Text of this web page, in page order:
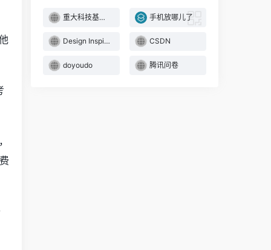
重大科技基础设施 手机放哪儿了
Design Inspiration CSDN
doyoudo 腾讯问卷